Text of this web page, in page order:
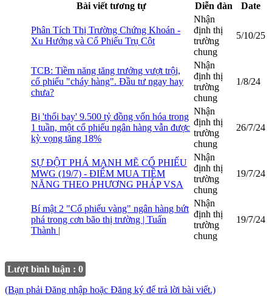
Bài viết tương tự Diễn đàn Date
Phân Tích Thị Trường Chứng Khoán -
Xu Hướng và Cổ Phiếu Trụ Cột
Nhận
định thị
trường
chung
5/10/25
TCB: Tiềm năng tăng trưởng vượt trội,
cổ phiếu "cháy hàng". Đầu tư ngay hay
chưa?
Nhận
định thị
trường
chung
1/8/24
Bị 'thổi bay' 9.500 tỷ đồng vốn hóa trong
1 tuần, một cổ phiếu ngân hàng vẫn được
kỳ vọng tăng 18%
Nhận
định thị
trường
chung
26/7/24
SỰ ĐỘT PHÁ MẠNH MẼ CỔ PHIẾU
MWG (19/7) - ĐIỂM MUA TIỀM
NĂNG THEO PHƯƠNG PHÁP VSA
Nhận
định thị
trường
chung
19/7/24
Bí mật 2 "Cổ phiếu vàng" ngân hàng bứt
phá trong cơn bão thị trường | Tuấn
Thành |
Nhận
định thị
trường
chung
19/7/24
Lượt bình luận : 0
(Bạn phải Đăng nhập hoặc Đăng ký để trả lời bài viết.)